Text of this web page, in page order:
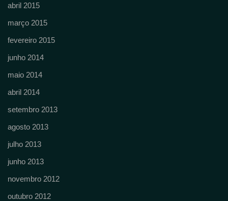
abril 2015
março 2015
fevereiro 2015
junho 2014
maio 2014
abril 2014
setembro 2013
agosto 2013
julho 2013
junho 2013
novembro 2012
outubro 2012